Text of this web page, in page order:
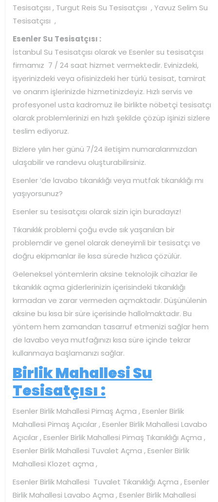
Tesisatçısı , Turgut Reis Su Tesisatçısı , Yavuz Selim Su
Tesisatçısı ,
Esenler Su Tesisatçısı :
İstanbul Su Tesisatçısı olarak ve Esenler su tesisatçısı
firmamız 7 / 24 saat hizmet vermektedir. Evinizdeki,
işyerinizdeki veya ofisinizdeki her türlü tesisat, tamirat
ve onarım işlerinizde hizmetinizdeyiz. Hızlı servis ve
profesyonel usta kadromuz ile birlikte nöbetçi tesisatçı
olarak problemlerinizi en hızlı şekilde çözüp işinizi sizlere
teslim ediyoruz.
Bizlere yılın her günü 7/24 iletişim numaralarımızdan
ulaşabilir ve randevu oluşturabilirsiniz.
Esenler ‘de lavabo tıkanıklığı veya mutfak tıkanıklığı mı
yaşıyorsunuz?
Esenler su tesisatçısı olarak sizin için buradayız!
Tıkanıklık problemi çoğu evde sık yaşanılan bir
problemdir ve genel olarak deneyimli bir tesisatçı ve
doğru ekipmanlar ile kısa sürede hızlıca çözülür.
Geleneksel yöntemlerin aksine teknolojik cihazlar ile
tıkanıklık açma giderlerinizin içerisindeki tıkanıklığı
kırmadan ve zarar vermeden açmaktadır. Düşünülenin
aksine bu kısa bir süre içerisinde hallolmaktadır. Bu
yöntem hem zamandan tasarruf etmenizi sağlar hem
de lavabo veya mutfağınızı kısa süre içinde tekrar
kullanmaya başlamanızı sağlar.
Birlik Mahallesi Su
Tesisatçısı :
Esenler Birlik Mahallesi Pimaş Açma , Esenler Birlik
Mahallesi Pimaş Açıcılar , Esenler Birlik Mahallesi Lavabo
Açıcılar , Esenler Birlik Mahallesi Pimaş Tıkanıklığı Açma ,
Esenler Birlik Mahallesi Tuvalet Açma , Esenler Birlik
Mahallesi Klozet açma ,
Esenler Birlik Mahallesi Tuvalet Tıkanıklığı Açma , Esenler
Birlik Mahallesi Lavabo Açma , Esenler Birlik Mahallesi